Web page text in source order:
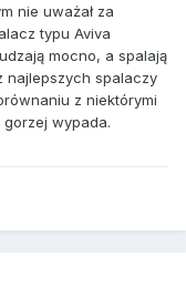
nie uważał za
typu Aviva
mocno, a spalają
najlepszych spalaczy
z niektórymi
wypada.